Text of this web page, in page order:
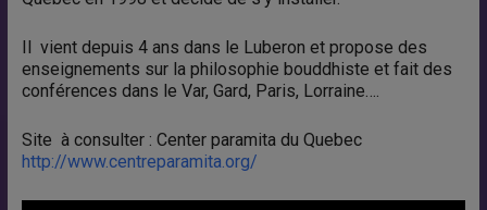
Il vient depuis 4 ans dans le Luberon et propose des
enseignements sur la philosophie bouddhiste et fait des
conférences dans le Var, Gard, Paris, Lorraine….
Site à consulter : Center paramita du Quebec
http://www.centreparamita.org/